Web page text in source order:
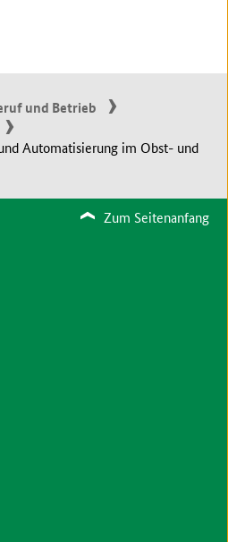
und Betrieb
Automatisierung im Obst- und
Zum Seitenanfang